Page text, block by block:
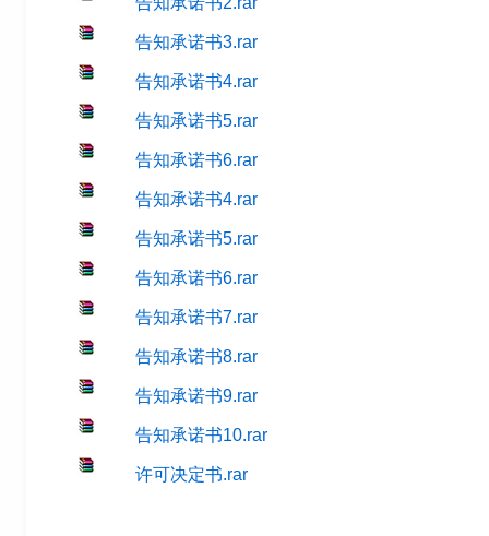
告知承诺书3.rar
告知承诺书4.rar
告知承诺书5.rar
告知承诺书6.rar
告知承诺书4.rar
告知承诺书5.rar
告知承诺书6.rar
告知承诺书7.rar
告知承诺书8.rar
告知承诺书9.rar
告知承诺书10.rar
许可决定书.rar